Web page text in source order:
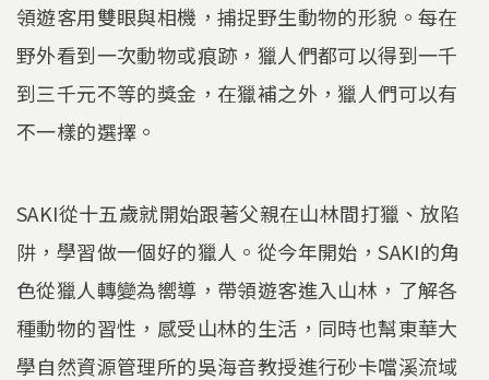
領遊客用雙眼與相機，捕捉野生動物的形貌。每在
野外看到一次動物或痕跡，獵人們都可以得到一千
到三千元不等的獎金，在獵補之外，獵人們可以有
不一樣的選擇。
SAKI從十五歲就開始跟著父親在山林間打獵、放陷
阱，學習做一個好的獵人。從今年開始，SAKI的角
色從獵人轉變為嚮導，帶領遊客進入山林，了解各
種動物的習性，感受山林的生活，同時也幫東華大
學自然資源管理所的吳海音教授進行砂卡噹溪流域